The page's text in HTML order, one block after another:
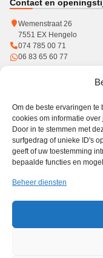
Om de beste ervaringen
cookies om informatie
Door in te stemmen met
surfgedrag of unieke ID's
geeft of uw toestemming
bepaalde functies en
Beheer diensten
Contact en
Wemenstraat 26
7551 EX Hengelo
074 785 00 71
06 83 65 60 77
Werkgebied
Winkel in Hengelo ·
Haal- en brengservice
PC Reparatie Twente is een
merken die op deze website
reparatie kunnen wij originele